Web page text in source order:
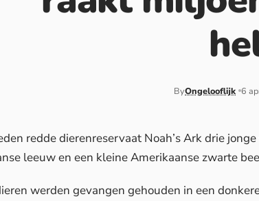
ByOngelooflijk 6
redde dierenreservaat Noah’s Ark drie
leeuw en een kleine Amerikaanse zwarte
werden gevangen gehouden in een